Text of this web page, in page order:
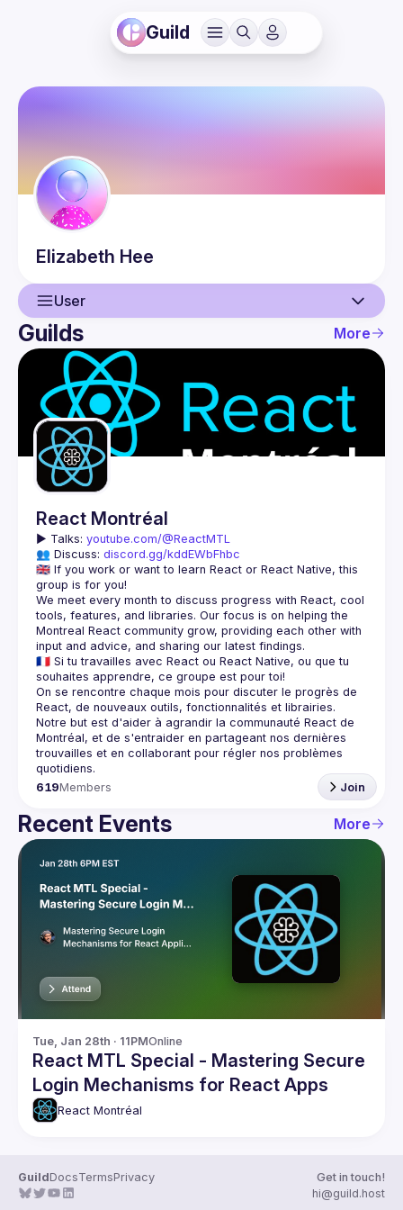
Guild
Elizabeth Hee
User
User
Events
Guilds
Guilds More
React Montréal
▶️ Talks: youtube.com/@ReactMTL
👥 Discuss: discord.gg/kddEWbFhbc
🇬🇧 If you work or want to learn React or React Native, this
We meet every month to discuss progress with React, cool
tools, features, and libraries. Our focus is on helping the
Montreal React community grow, providing each other with
🇫🇷 Si tu travailles avec React ou React Native, ou que tu
On se rencontre chaque mois pour discuter le progrès de
React, de nouveaux outils, fonctionnalités et librairies.
Notre but est d'aider à agrandir la communauté React de
Montréal, et de s'entraider en partageant nos dernières
trouvailles et en collaborant pour régler nos problèmes
619Members Join
Recent Events More
Tue, Jan 28th · 11PMOnline
React MTL Special - Mastering Secure
Login Mechanisms for React Apps
React Montréal
GuildDocsTermsPrivacy
Get in touch!
hi@guild.host